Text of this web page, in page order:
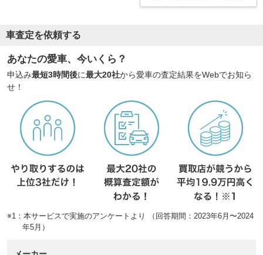
車査定を依頼する
あなたの愛車、今いくら？
申込み最短3時間後に最大20社から愛車の査定結果をWebでお知ら
せ！
※1：本サービスで実施のアンケートより （回答期間：2023年6月〜2024
年5月）